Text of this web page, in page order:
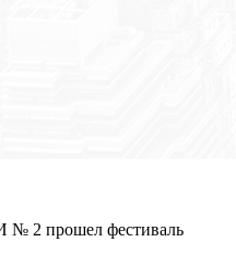
№ 2 прошел фестиваль